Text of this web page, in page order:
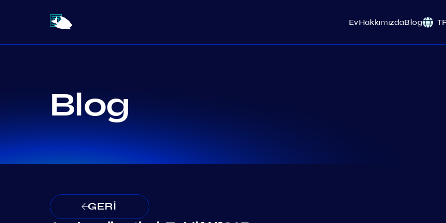
EvHakkımızdaBlog
Blog
GERİ